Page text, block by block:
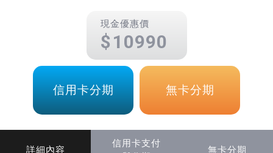
現金優惠價
10990
信用卡分期 無卡分期
詳細內容
信用卡支付
無卡分期